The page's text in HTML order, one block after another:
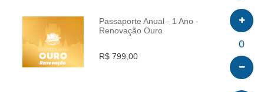
INFO
Passaporte Anual - 1 Ano -
Renovação Ouro
R$ 799,00
0